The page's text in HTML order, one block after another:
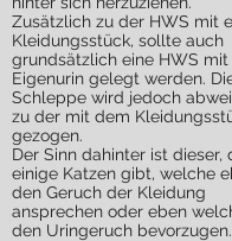
Zusätzlich zu der HWS mit
Kleidungsstück, sollte auch
grundsätzlich eine HWS mit
Eigenurin gelegt werden.
Schleppe wird jedoch
zu der mit dem
gezogen.
Der Sinn dahinter ist dieser,
einige Katzen gibt, welche
den Geruch der Kleidung
ansprechen oder eben
den Uringeruch bevorzugen.